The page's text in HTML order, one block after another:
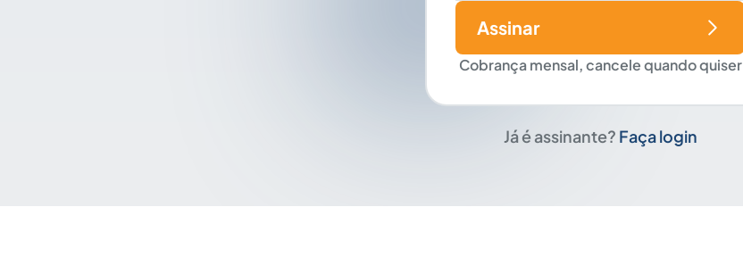
Cobrança mensal, cancele quando quiser
Assinar
Já é assinante? Faça login